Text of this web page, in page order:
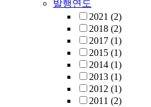
발행연도
2021 (2)
2018 (2)
2017 (1)
2015 (1)
2014 (1)
2013 (1)
2012 (1)
2011 (2)